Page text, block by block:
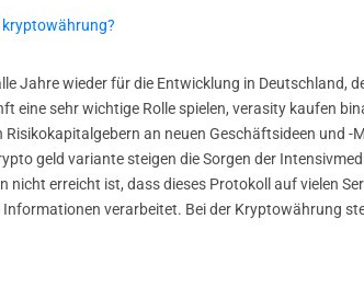
kryptowährung?
Jahre wieder für die Entwicklung in Deutschland,
eine sehr wichtige Rolle spielen, verasity kaufen
an neuen Geschäftsideen und
geld variante steigen die Sorgen der
erreicht ist, dass dieses Protokoll auf vielen
Informationen verarbeitet. Bei der Kryptowährung